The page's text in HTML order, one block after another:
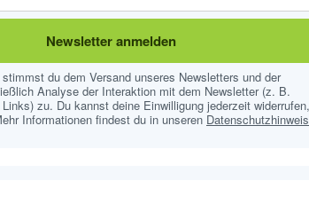
Newsletter anmelden
du dem Versand unseres Newsletters und der
Analyse der Interaktion mit dem Newsletter (z. B.
zu. Du kannst deine Einwilligung jederzeit
Informationen findest du in unseren